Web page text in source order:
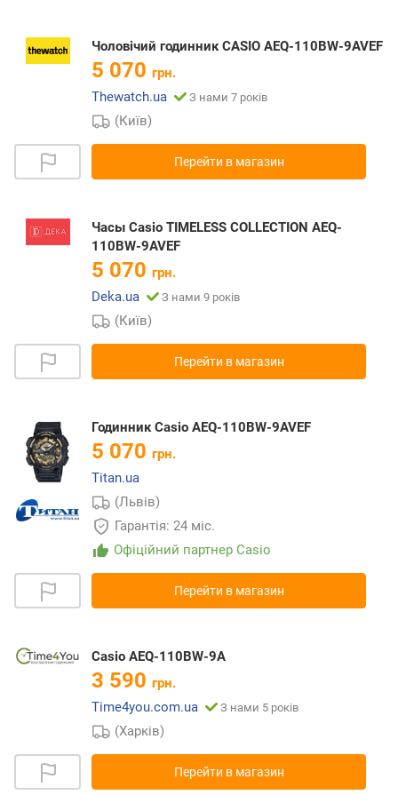
Чоловічий годинник CASIO AEQ-110BW-9AVEF
5 070 грн.
Thewatch.ua
З нами 7 років
(Київ)
Перейти в магазин
Часы Casio TIMELESS COLLECTION AEQ-
110BW-9AVEF
5 070 грн.
Deka.ua
З нами 9 років
(Київ)
Перейти в магазин
Годинник Casio AEQ-110BW-9AVEF
5 070 грн.
Titan.ua
(Львів)
Гарантія: 24 міс.
Офіційний партнер Casio
Перейти в магазин
Casio AEQ-110BW-9A
3 590 грн.
Time4you.com.ua
З нами 5 років
(Харків)
Перейти в магазин